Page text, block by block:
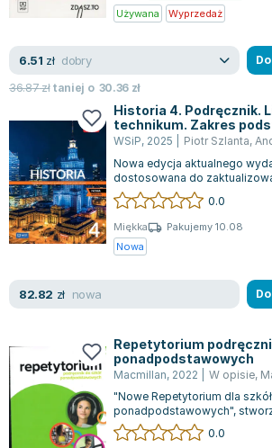
Marcin Meller
ks. Piotr Pawlukiewicz
Jarosław Sokołowski
Piotr Latocha
Michael Scott
Piotr Semka
Jarosław Iwaszkiewicz
Joseph Murphy
Jan Sztaudynger
Aleksander Puszkin
Małgorzata Ohme
Leszek Czarnecki
Joanna Racewicz
Maria Seweryn
Janina Zającówna
Eric Helms
Używana Wyprzedaż
6.51 zł dobry
36.87złtaniej o 30.36 zł
Historia 4. Podręcznik.
technikum. Zakres
WSiP, 2025 Piotr Szlanta,
Nowa edycja aktualnego
dostosowana do
programowej, co gwarantuje
0.0
Miękka
Pakujemy 10.08
Nowa
82.82 zł nowa
Repetytorium
ponadpodstawowych
Macmillan, 2022 W opisie,
"Nowe Repetytorium dla szkół
ponadpodstawowych",
Rosińską i Lyndę Edwards
Cichmińskie...
0.0